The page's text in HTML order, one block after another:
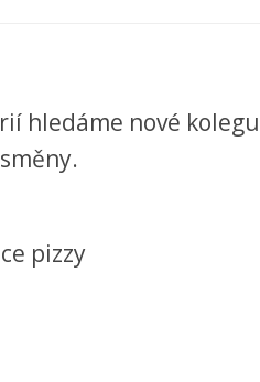
hledáme nové
pizzy